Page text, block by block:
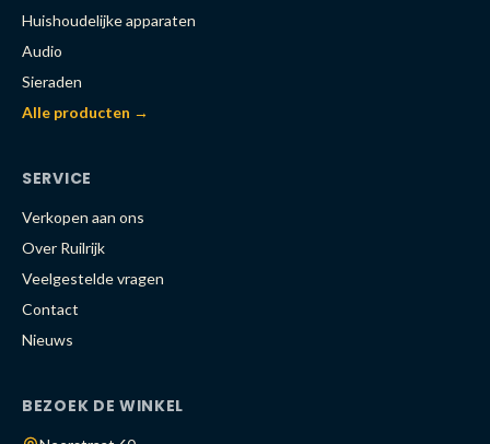
Huishoudelijke apparaten
Audio
Sieraden
Alle producten →
SERVICE
Verkopen aan ons
Over Ruilrijk
Veelgestelde vragen
Contact
Nieuws
BEZOEK DE WINKEL